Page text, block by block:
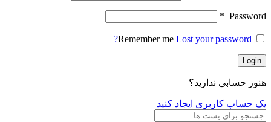
Password
*
Remember me Lost your password?
Login
هنوز حسابی ندارید؟
یک حساب کاربری ایجاد کنید